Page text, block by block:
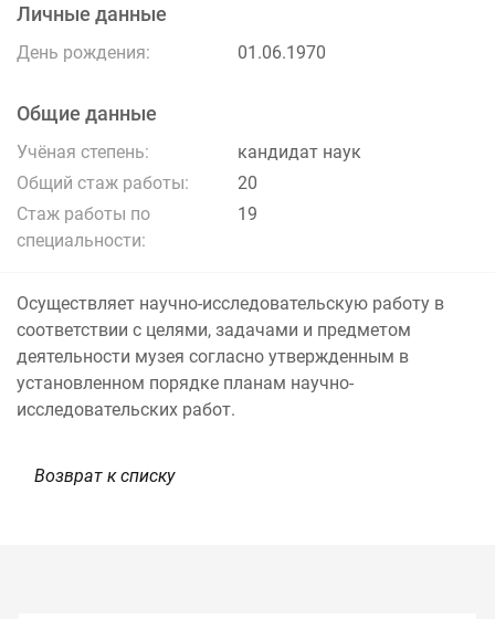
Личные данные
День рождения: 01.06.1970
Общие данные
Учёная степень:
кандидат наук
Общий стаж работы:
20
Стаж работы по
специальности:
19
Осуществляет научно-исследовательскую работу в
соответствии с целями, задачами и предметом
деятельности музея согласно утвержденным в
установленном порядке планам научно-
исследовательских работ.
Возврат к списку